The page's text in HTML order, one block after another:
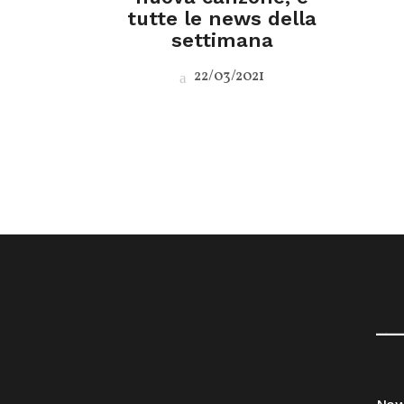
tutte le news della
settimana
22/03/2021